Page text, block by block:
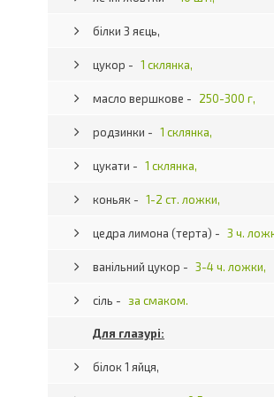
білки 3 яєць,
цукор - 1 склянка,
масло вершкове - 250-300 г,
родзинки - 1 склянка,
цукати - 1 склянка,
коньяк - 1-2 ст. ложки,
цедра лимона (терта) - 3 ч.
ванільний цукор - 3-4 ч. ложки,
сіль - за смаком.
Для глазурі:
білок 1 яйця,